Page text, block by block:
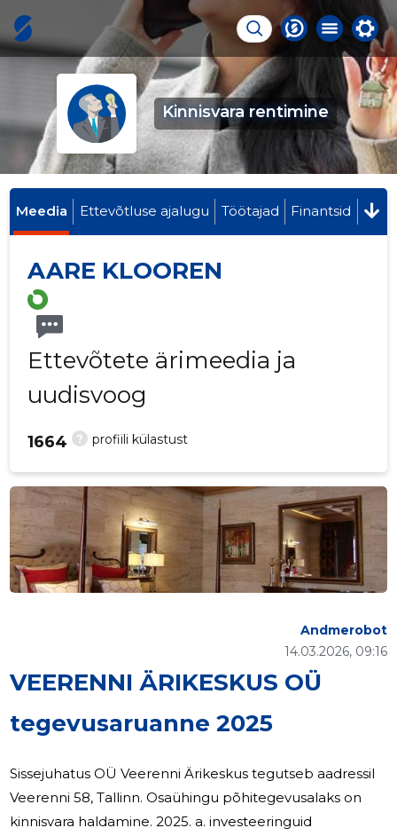
Kinnisvara rentimine
Meedia Ettevõtluse ajalugu Töötajad Finantsid
AARE KLOOREN
Ettevõtete ärimeedia ja
uudisvoog
? profiili külastust
1664
VEERENNI ÄRIKESKUS OÜ
tegevusaruanne 2025
14.03.2026, 09:16
Andmerobot
Sissejuhatus OÜ Veerenni Ärikeskus tegutseb aadressil
Veerenni 58, Tallinn. Osaühingu põhitegevusalaks on
kinnisvara haldamine. 2025. a. investeeringuid